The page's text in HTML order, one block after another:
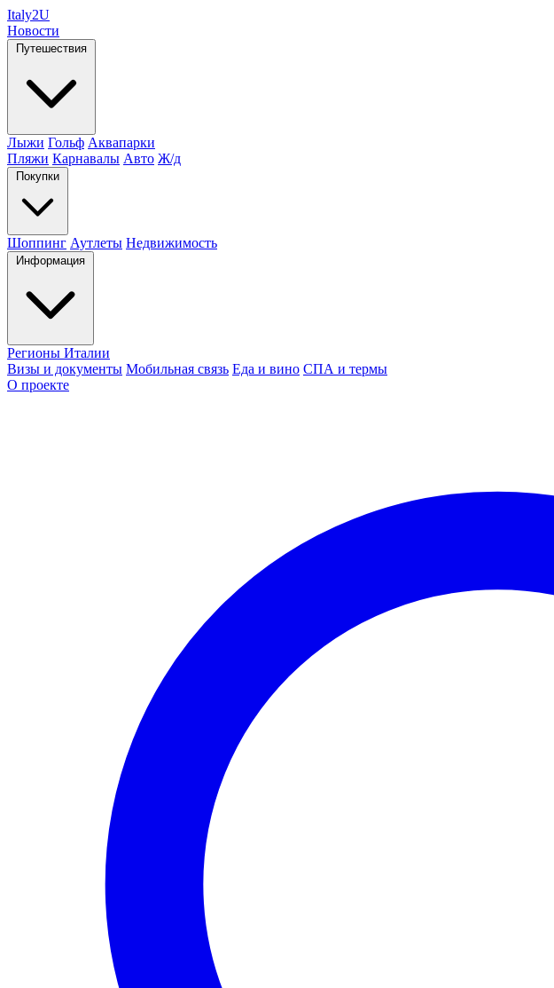
Italy2U
Новости
Путешествия
Лыжи Гольф Аквапарки
Пляжи Карнавалы Авто Ж/д
Покупки
Шоппинг Аутлеты Недвижимость
Информация
Регионы Италии
Визы и документы Мобильная связь Еда и вино СПА и термы
О проекте